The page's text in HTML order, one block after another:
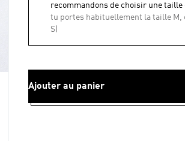
recommandons de choisir une taille
tu portes habituellement la taille M,
S)
Ajouter au panier